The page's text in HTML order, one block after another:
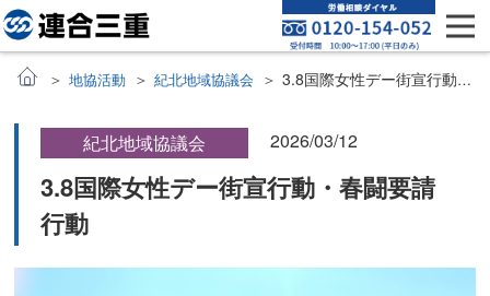
地協活動 紀北地域協議会 3.8国際女性デー街宣行動・春闘要請行動
紀北地域協議会 2026/03/12
3.8国際女性デー街宣行動・春闘要請
行動